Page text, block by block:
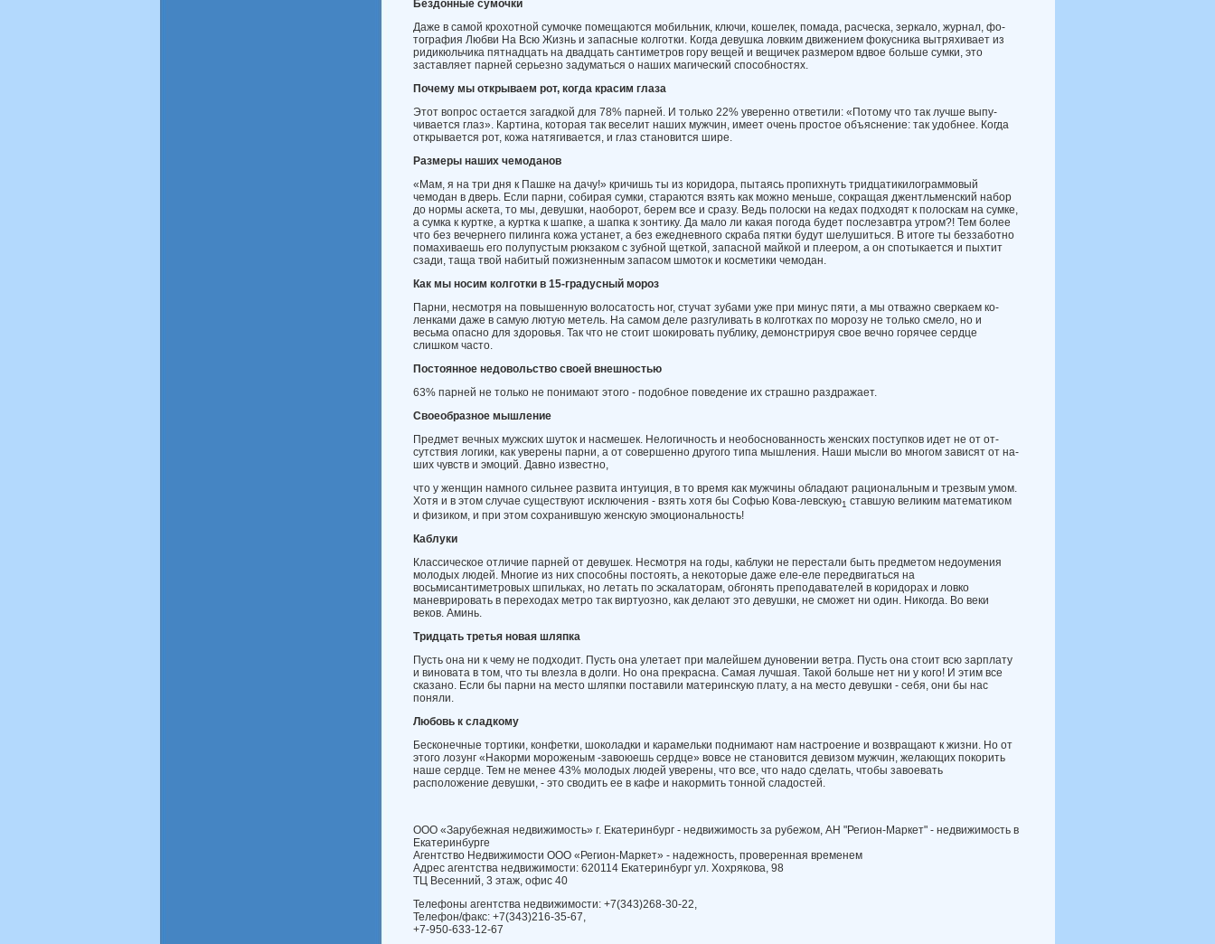
Бездонные сумочки
Даже в самой крохотной сумочке помещаются мобильник, ключи, кошелек, помада, расческа, зеркало, журнал, фо­
тография Любви На Всю Жизнь и за­пасные колготки. Когда девушка ловким движением фокусника вытряхивает из
ридикюльчика пятнадцать на двадцать сантиметров гору вещей и вещичек раз­мером вдвое больше сумки, это
застав­ляет парней серьезно задуматься о на­ших магический способностях.
Почему мы открываем рот, когда красим глаза
Этот вопрос остается загадкой для 78% парней. И только 22% уверенно ответили: «Потому что так лучше выпу­
чивается глаз». Картина, которая так веселит наших мужчин, имеет очень про­стое объяснение: так удобнее. Когда
открывается рот, кожа натягивается, и глаз становится шире.
Размеры наших чемоданов
«Мам, я на три дня к Пашке на дачу!» кричишь ты из коридора, пытаясь пропих­нуть тридцатикилограммовый
чемодан в дверь. Если парни, собирая сумки, стара­ются взять как можно меньше, сокращая джентльменский набор
до нормы аскета, то мы, девушки, наоборот, берем все и сра­зу. Ведь полоски на кедах подходят к по­лоскам на сумке,
а сумка к куртке, а куртка к шапке, а шапка к зонтику. Да мало ли какая погода будет послезавтра утром?! Тем более
что без вечернего пилинга кожа устанет, а без ежедневного скраба пятки будут шелушиться. В итоге ты беззабот­но
помахиваешь его полупустым рюкза­ком с зубной щеткой, запасной майкой и плеером, а он спотыкается и пыхтит
сзади, таща твой набитый пожизненным запасом шмоток и косметики чемодан.
Как мы носим колготки в 15-гра­дусный мороз
Парни, несмотря на повышенную во­лосатость ног, стучат зубами уже при минус пяти, а мы отважно сверкаем ко­
ленками даже в самую лютую метель. На самом деле разгуливать в колготках по морозу не только смело, но и
весьма опасно для здоровья. Так что не стоит шокировать публику, демонстрируя свое вечно горячее сердце
слишком часто.
Постоянное недовольство своей внешностью
63% парней не только не понимают этого - подобное поведение их страшно раздражает.
Своеобразное мышление
Предмет вечных мужских шуток и на­смешек. Нелогичность и необоснован­ность женских поступков идет не от от­
сутствия логики, как уверены парни, а от совершенно другого типа мышления. Наши мысли во многом зависят от на­
ших чувств и эмоций. Давно известно,
что у женщин намного сильнее развита интуиция, в то время как мужчины обла­дают рациональным и трезвым умом.
Хотя и в этом случае существуют ис­ключения - взять хотя бы Софью Кова-левскую1 ставшую великим математиком
и физиком, и при этом сохранившую женскую эмоциональность!
Каблуки
Классическое отличие парней от деву­шек. Несмотря на годы, каблуки не пере­стали быть предметом недоумения
моло­дых людей. Многие из них способны по­стоять, а некоторые даже еле-еле передви­гаться на
восьмисантиметровых шпильках, но летать по эскалаторам, обгонять препо­давателей в коридорах и ловко
маневри­ровать в переходах метро так виртуозно, как делают это девушки, не сможет ни один. Никогда. Во веки
веков. Аминь.
Тридцать третья новая шляпка
Пусть она ни к чему не подходит. Пусть она улетает при малейшем дуновении ветра. Пусть она стоит всю зарплату
и виновата в том, что ты влезла в долги. Но она прекрасна. Самая лучшая. Такой больше нет ни у кого! И этим все
сказа­но. Если бы парни на место шляпки по­ставили материнскую плату, а на место девушки - себя, они бы нас
поняли.
Любовь к сладкому
Бесконечные тортики, конфетки, шо­коладки и карамельки поднимают нам настроение и возвращают к жизни. Но от
этого лозунг «Накорми мороженым -завоюешь сердце» вовсе не становится девизом мужчин, желающих покорить
наше сердце. Тем не менее 43% моло­дых людей уверены, что все, что надо сделать, чтобы завоевать
расположение девушки, - это сводить ее в кафе и на­кормить тонной сладостей.
ООО «Зарубежная недвижимость» г. Екатеринбург - недвижимость за рубежом, АН "Регион-Маркет" - недвижимость в
Екатеринбурге
Агентство Недвижимости ООО «Регион-Маркет» - надежность, проверенная временем
Адрес агентства недвижимости: 620114 Екатеринбург ул. Хохрякова, 98
ТЦ Весенний, 3 этаж, офис 40
Телефоны агентства недвижимости: +7(343)268-30-22,
Телефон/факс: +7(343)216-35-67,
+7-950-633-12-67